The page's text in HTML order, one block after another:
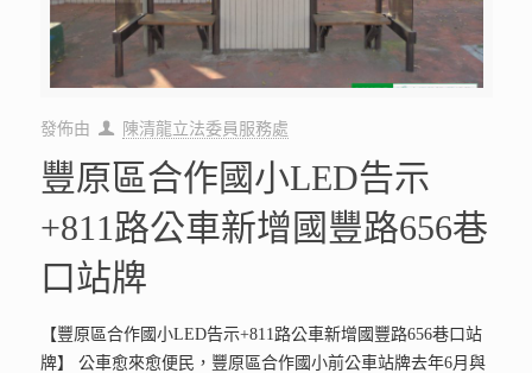
發佈由 陳清龍立法委員服務處
豐原區合作國小LED告示
+811路公車新增國豐路656巷
口站牌
【豐原區合作國小LED告示+811路公車新增國豐路656巷口站
牌】 公車愈來愈便民，豐原區合作國小前公車站牌去年6月與